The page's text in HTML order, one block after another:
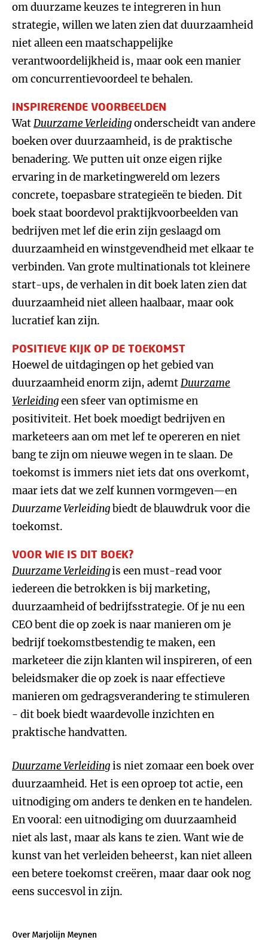
om duurzame keuzes te integreren in hun
strategie, willen we laten zien dat duurzaamheid
niet alleen een maatschappelijke
verantwoordelijkheid is, maar ook een manier
om concurrentievoordeel te behalen.
INSPIRERENDE VOORBEELDEN
WatDuurzame Verleidingonderscheidt van andere
boeken over duurzaamheid, is de praktische
benadering. We putten uit onze eigen rijke
ervaring in de marketingwereld om lezers
concrete, toepasbare strategieën te bieden. Dit
boek staat boordevol praktijkvoorbeelden van
bedrijven met lef die erin zijn geslaagd om
duurzaamheid en winstgevendheid met elkaar te
verbinden. Van grote multinationals tot kleinere
start-ups, de verhalen in dit boek laten zien dat
duurzaamheid niet alleen haalbaar, maar ook
lucratief kan zijn.
POSITIEVE KIJK OP DE TOEKOMST
Hoewel de uitdagingen op het gebied van
duurzaamheid enorm zijn, ademtDuurzame
Verleidingeen sfeer van optimisme en
positiviteit. Het boek moedigt bedrijven en
marketeers aan om met lef te opereren en niet
bang te zijn om nieuwe wegen in te slaan. De
toekomst is immers niet iets dat ons overkomt,
maar iets dat we zelf kunnen vormgeven—en
Duurzame Verleidingbiedt de blauwdruk voor die
toekomst.
VOOR WIE IS DIT BOEK?
Duurzame Verleidingis een must-read voor
iedereen die betrokken is bij marketing,
duurzaamheid of bedrijfsstrategie. Of je nu een
CEO bent die op zoek is naar manieren om je
bedrijf toekomstbestendig te maken, een
marketeer die zijn klanten wil inspireren, of een
beleidsmaker die op zoek is naar effectieve
manieren om gedragsverandering te stimuleren
- dit boek biedt waardevolle inzichten en
praktische handvatten.
Duurzame Verleidingis niet zomaar een boek over
duurzaamheid. Het is een oproep tot actie, een
uitnodiging om anders te denken en te handelen.
En vooral: een uitnodiging om duurzaamheid
niet als last, maar als kans te zien. Want wie de
kunst van het verleiden beheerst, kan niet alleen
een betere toekomst creëren, maar daar ook nog
eens succesvol in zijn.
Over Marjolijn Meynen